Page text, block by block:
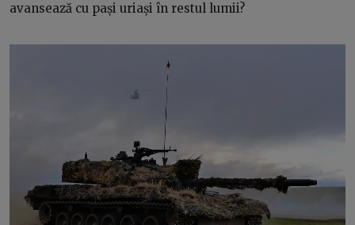
avansează cu pași uriași în restul lumii?